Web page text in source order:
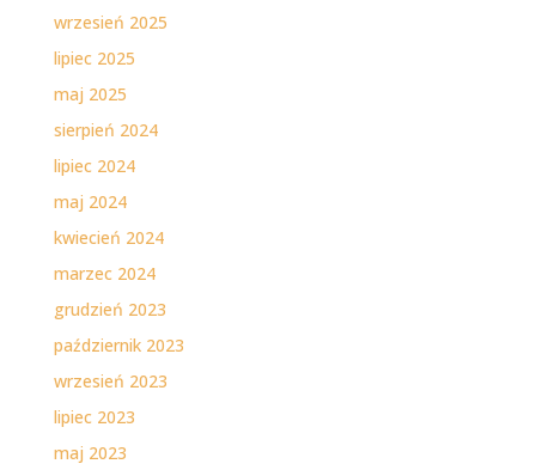
wrzesień 2025
lipiec 2025
maj 2025
sierpień 2024
lipiec 2024
maj 2024
kwiecień 2024
marzec 2024
grudzień 2023
październik 2023
wrzesień 2023
lipiec 2023
maj 2023